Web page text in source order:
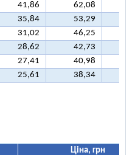
41,86 62,08
35,84 53,29
31,02 46,25
28,62 42,73
27,41 40,98
25,61 38,34
Ціна, грн